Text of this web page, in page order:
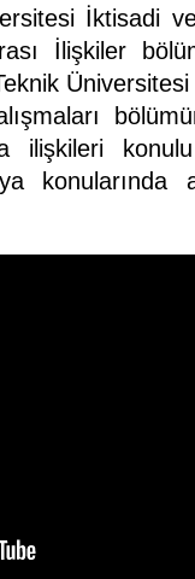
İktisadi
İlişkiler
ilişkileri
konularında